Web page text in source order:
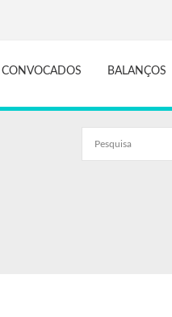
CONVOCADOS BALANÇOS